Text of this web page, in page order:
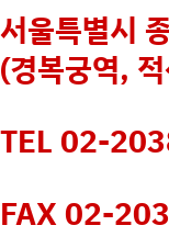
서울특별시
(경복궁역,
TEL 02-
FAX 02-